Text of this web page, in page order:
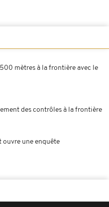
mètres à la frontière avec le
des contrôles à la frontière
ouvre une enquête